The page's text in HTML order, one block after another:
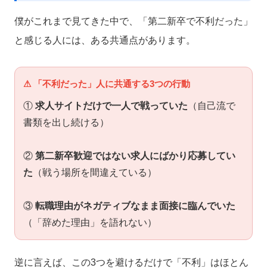
僕がこれまで見てきた中で、「第二新卒で不利だった」
と感じる人には、ある共通点があります。
⚠ 「不利だった」人に共通する3つの行動
① 求人サイトだけで一人で戦っていた （自己流で
書類を出し続ける）
② 第二新卒歓迎ではない求人にばかり応募してい
た （戦う場所を間違えている）
③ 転職理由がネガティブなまま面接に臨んでいた
（「辞めた理由」を語れない）
逆に言えば、この3つを避けるだけで「不利」はほとん